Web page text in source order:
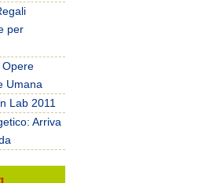
per
Opere
Umana
Lab 2011
Arriva